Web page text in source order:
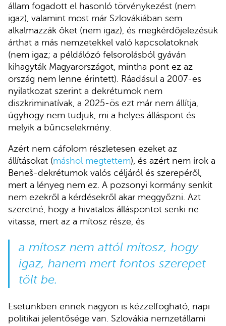
állam fogadott el hasonló törvénykezést (nem
igaz), valamint most már Szlovákiában sem
alkalmazzák őket (nem igaz), és megkérdőjelezésük
árthat a más nemzetekkel való kapcsolatoknak
(nem igaz; a példálózó felsorolásból gyáván
kihagyták Magyarországot, mintha pont ez az
ország nem lenne érintett). Ráadásul a 2007-es
nyilatkozat szerint a dekrétumok nem
diszkriminatívak, a 2025-ös ezt már nem állítja,
úgyhogy nem tudjuk, mi a helyes álláspont és
melyik a bűncselekmény.
Azért nem cáfolom részletesen ezeket az
állításokat (máshol megtettem), és azért nem írok a
Beneš-dekrétumok valós céljáról és szerepéről,
mert a lényeg nem ez. A pozsonyi kormány senkit
nem ezekről a kérdésekről akar meggyőzni. Azt
szeretné, hogy a hivatalos álláspontot senki ne
vitassa, mert az a mítosz része, és
a mítosz nem attól mítosz, hogy
igaz, hanem mert fontos szerepet
tölt be.
Esetünkben ennek nagyon is kézzelfogható, napi
politikai jelentősége van. Szlovákia nemzetállami